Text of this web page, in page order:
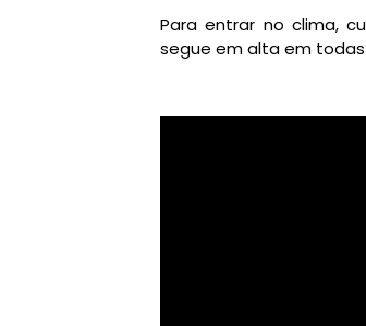
Para entrar no clima,
segue em alta em